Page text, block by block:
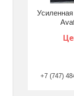
+7 (747)